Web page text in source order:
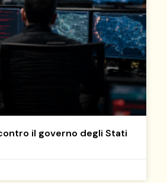
il governo degli Stati